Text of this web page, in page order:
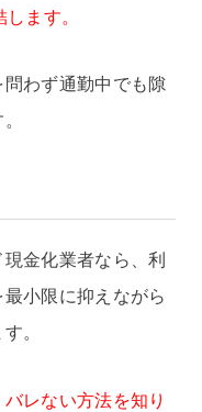
ます。
わず通勤中でも隙
金化業者なら、利
小限に抑えながら
。
レない方法を知り